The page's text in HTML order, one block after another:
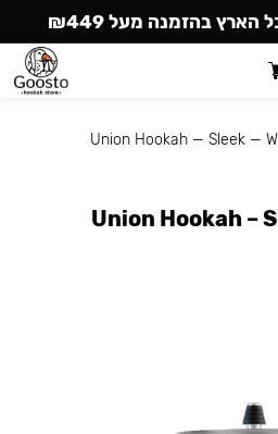
Union Hookah — Sleek —
Union Hookah –
הארץ בהזמנה מעל ₪449